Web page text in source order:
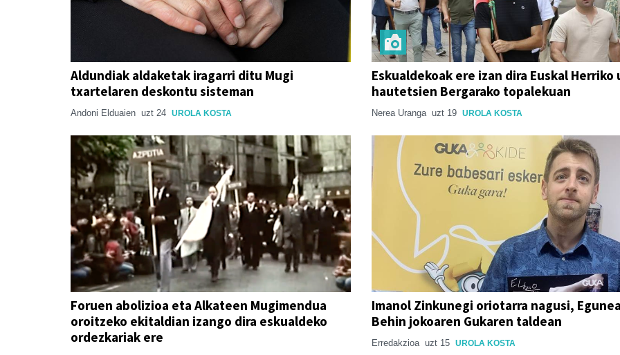
Aldundiak aldaketak iragarri ditu Mugi
txartelaren deskontu sisteman
Andoni Elduaien uzt 24 UROLA KOSTA
Eskualdekoak ere izan dira Euskal Herriko
hautetsien Bergarako topalekuan
Nerea Uranga uzt 19 UROLA KOSTA
Foruen abolizioa eta Alkateen Mugimendua
oroitzeko ekitaldian izango dira eskualdeko
ordezkariak ere
Imanol Zinkunegi oriotarra nagusi,
Behin jokoaren Gukaren taldean
Erredakzioa uzt 15 UROLA KOSTA